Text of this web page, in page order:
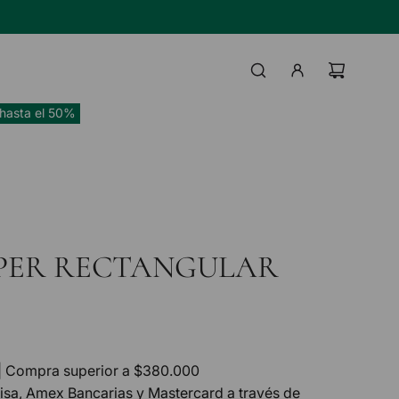
BANCO HIPOTECARIO
el 50%
RECTANGULAR
| Compra superior a $380.000
Amex Bancarias y Mastercard a través de